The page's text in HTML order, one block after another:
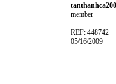
member
REF: 448742
05/16/2009